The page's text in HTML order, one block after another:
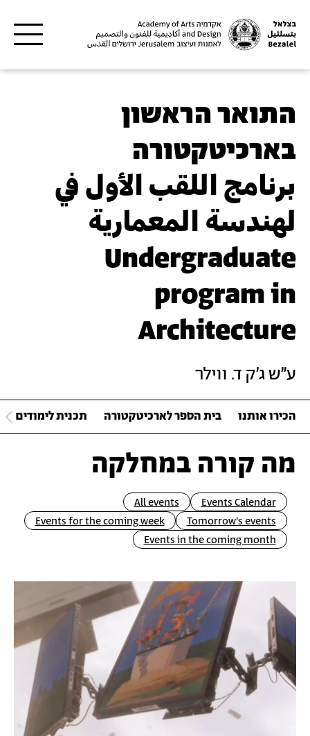
התואר הראשון
בארכיטקטורה
برنامج اللقب الأول في
لهندسة المعمارية
Undergraduate
program in
Architecture
ע"ש ג'ק ד. ווילר
הכירו אותנו בית הספר לארכיטקטורה תכנית לימודים
מה קורה במחלקה
Events Calendar
All events
Tomorrow's events
Events for the coming week
Events in the coming month